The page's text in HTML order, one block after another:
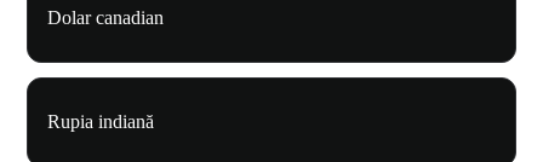
Dolar canadian
Rupia indiană